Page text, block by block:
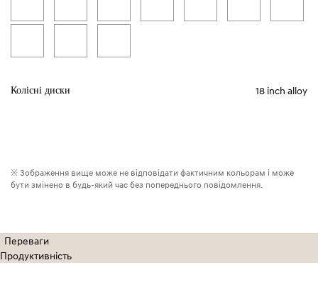
Колісні диски 18 inch alloy
※ Зображення вище може не відповідати фактичним кольорам і може
бути змінено в будь-який час без попереднього повідомлення.
Переваги
Продуктивність